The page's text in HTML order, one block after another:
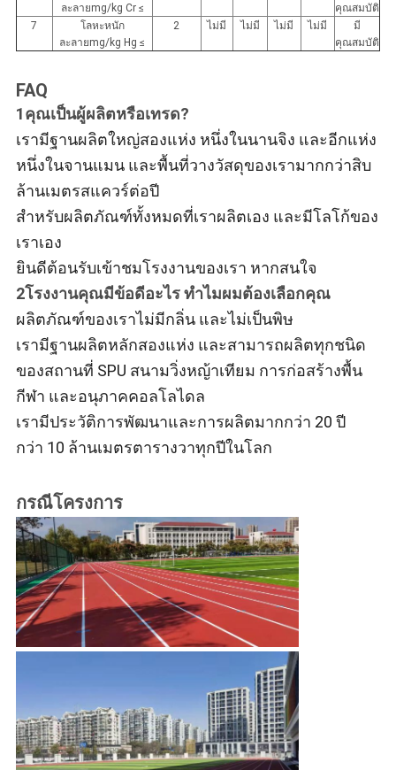
ละลายmg/kg Cr ≤
คุณสมบัติ
7
โลหะหนัก
ละลายmg/kg Hg ≤
2 ไม่มี ไม่มี ไม่มี ไม่มี
มี
คุณสมบัติ
FAQ
1คุณเป็นผู้ผลิตหรือเทรด?
เรามีฐานผลิตใหญ่สองแห่ง หนึ่งในนานจิง และอีกแห่ง
หนึ่งในจานแมน และพื้นที่วางวัสดุของเรามากกว่าสิบ
ล้านเมตรสแควร์ต่อปี
สําหรับผลิตภัณฑ์ทั้งหมดที่เราผลิตเอง และมีโลโก้ของ
เราเอง
ยินดีต้อนรับเข้าชมโรงงานของเรา หากสนใจ
2โรงงานคุณมีข้อดีอะไร ทําไมผมต้องเลือกคุณ
ผลิตภัณฑ์ของเราไม่มีกลิ่น และไม่เป็นพิษ
เรามีฐานผลิตหลักสองแห่ง และสามารถผลิตทุกชนิด
ของสถานที่ SPU สนามวิ่งหญ้าเทียม การก่อสร้างพื้น
กีฬา และอนุภาคคอลโลไดล
เรามีประวัติการพัฒนาและการผลิตมากกว่า 20 ปี
กว่า 10 ล้านเมตรตารางวาทุกปีในโลก
กรณีโครงการ